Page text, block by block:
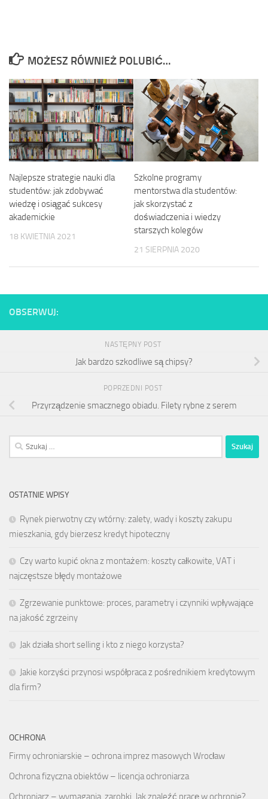
MOŻESZ RÓWNIEŻ POLUBIĆ…
Najlepsze strategie nauki dla
studentów: jak zdobywać
wiedzę i osiągać sukcesy
akademickie
18 KWIETNIA 2021
Szkolne programy
mentorstwa dla studentów:
jak skorzystać z
doświadczenia i wiedzy
starszych kolegów
21 SIERPNIA 2020
OBSERWUJ:
NASTĘPNY POST
Jak bardzo szkodliwe są chipsy?
POPRZEDNI POST
Przyrządzenie smacznego obiadu. Filety rybne z serem
Szukaj:
OSTATNIE WPISY
Rynek pierwotny czy wtórny: zalety, wady i koszty zakupu
mieszkania, gdy bierzesz kredyt hipoteczny
Czy warto kupić okna z montażem: koszty całkowite, VAT i
najczęstsze błędy montażowe
Zgrzewanie punktowe: proces, parametry i czynniki wpływające
na jakość zgrzeiny
Jak działa short selling i kto z niego korzysta?
Jakie korzyści przynosi współpraca z pośrednikiem kredytowym
dla firm?
OCHRONA
Firmy ochroniarskie – ochrona imprez masowych Wrocław
Ochrona fizyczna obiektów – licencja ochroniarza
Ochroniarz – wymagania, zarobki. Jak znaleźć pracę w ochronie?